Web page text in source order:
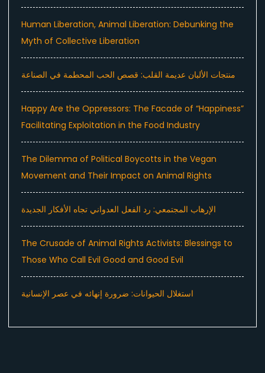
Human Liberation, Animal Liberation: Debunking the
Myth of Collective Liberation
منتجات الألبان عديمة القلب: قصص الحب المحطمة في الصناعة
Happy Are the Oppressors: The Facade of “Happiness”
Facilitating Exploitation in the Food Industry
The Dilemma of Political Boycotts in the Vegan
Movement and Their Impact on Animal Rights
الإرهاب المجتمعي: رد الفعل العدواني تجاه الأفكار الجديدة
The Crusade of Animal Rights Activists: Blessings to
Those Who Call Evil Good and Good Evil
استغلال الحيوانات: ضرورة إنهائه في عصر الإنسانية